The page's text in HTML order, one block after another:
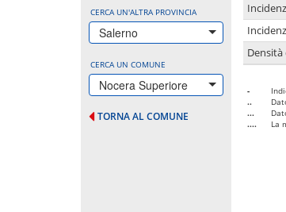
CERCA UN'ALTRA PROVINCIA
Salerno
CERCA UN COMUNE
Nocera Superiore
TORNA AL COMUNE
-
..
...
....
La